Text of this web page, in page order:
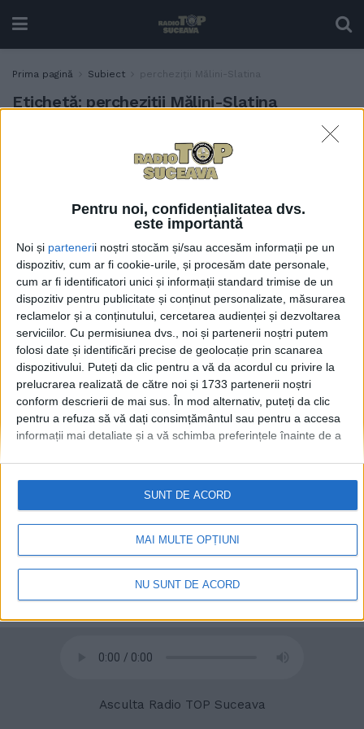
Pentru noi, confidențialitatea dvs.
este importantă
Noi și partenerii noștri stocăm și/sau accesăm informații pe un
dispozitiv, cum ar fi cookie-urile, și procesăm date personale,
cum ar fi identificatori unici și informații standard trimise de un
dispozitiv pentru publicitate și conținut personalizate, măsurarea
reclamelor și a conținutului, cercetarea audienței și dezvoltarea
serviciilor. Cu permisiunea dvs., noi și partenerii noștri putem
folosi date și identificări precise de geolocație prin scanarea
dispozitivului. Puteți da clic pentru a vă da acordul cu privire la
prelucrarea realizată de către noi și 1733 partenerii noștri
conform descrierii de mai sus. În mod alternativ, puteți da clic
pentru a refuza să vă dați consimțământul sau pentru a accesa
informații mai detaliate și a vă schimba preferințele înainte de a
retrageți consimțământul în orice moment, revenind la acest site
și făcând clic pe butonul "Confidențialitate" din partea de jos a
paginii web.
MAI MULTE OPȚIUNI
NU SUNT DE ACORD
SUNT DE ACORD
Prima pagină Subiect percheziții Mălini-Slatina
Etichetă: percheziții Mălini-Slatina
20 de arme și 227 de trofee
de vînătoare, ridicate de
polițiști. Șase suspecți au
multe percheziții au avut
loc în zona Mălini-Slatina
2 APRILIE, 2025
Asculta Radio TOP Suceava